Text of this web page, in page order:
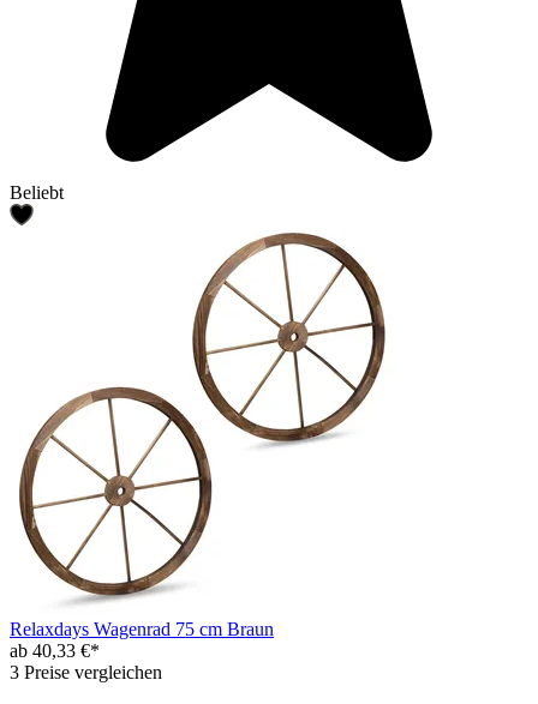
Beliebt
Relaxdays Wagenrad 75 cm Braun
ab 40,33 €*
3 Preise vergleichen